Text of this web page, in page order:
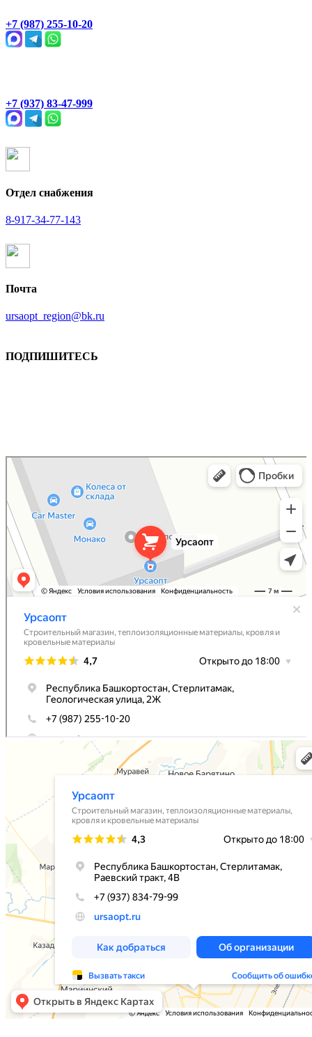
+7 (987) 255-10-20
+7 (937) 83-47-999
Отдел снабжения
8-917-34-77-143
Почта
ursaopt_region@bk.ru
ПОДПИШИТЕСЬ